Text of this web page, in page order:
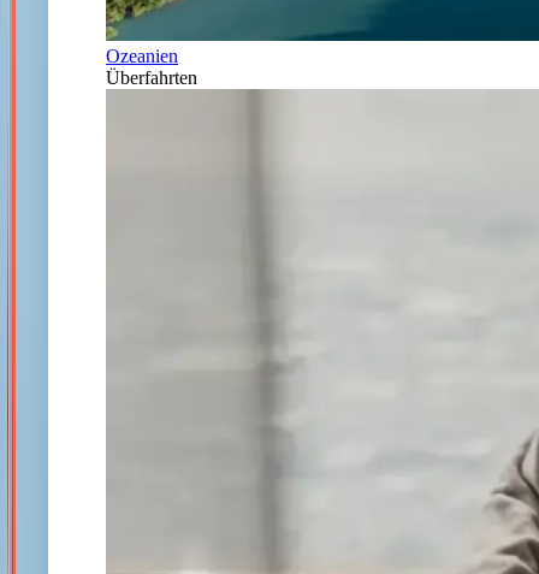
Ozeanien
Überfahrten